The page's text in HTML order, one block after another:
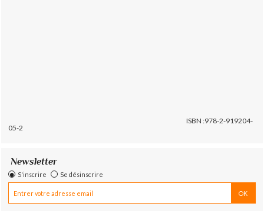
ISBN :978-2-919204-
05-2
Newsletter
S'inscrire Se désinscrire